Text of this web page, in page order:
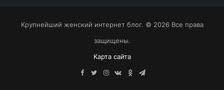
Пусть лучи солнца постучат в окно.
HTML-код для вставки на сайт и блог:
Крупнейший женский интернет блог. © 2026 Все права
защищены.
Карта сайта
Facebook
TwitterInstagram
vk.comОдноклассники
Telegram